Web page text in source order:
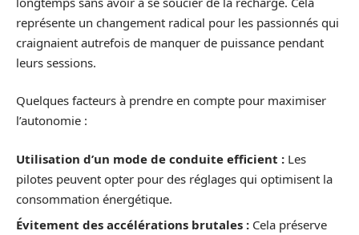
représente un changement radical pour les passionnés qui
craignaient autrefois de manquer de puissance pendant
leurs sessions.
Quelques facteurs à prendre en compte pour maximiser
l’autonomie :
Utilisation d’un mode de conduite efficient : Les
pilotes peuvent opter pour des réglages qui optimisent la
consommation énergétique.
Évitement des accélérations brutales : Cela préserve